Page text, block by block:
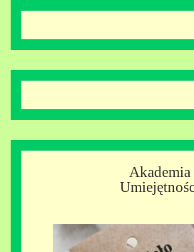
Akademia